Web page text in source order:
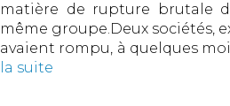
matière de rupture brutale
même groupe.Deux sociétés,
avaient rompu, à quelques
la suite